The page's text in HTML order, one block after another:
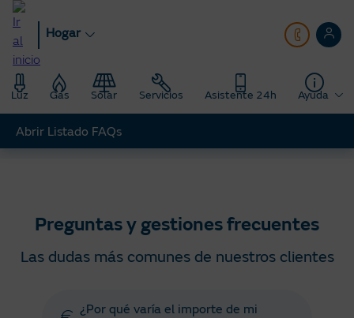
Pasar
contenido
principal
Hogar
Luz Gas Solar Servicios Asistente 24h Ayuda
Hogar Ayuda Preguntas y gestiones frecuentes
Preguntas y gestiones frecuentes
Las dudas más comunes de nuestros clientes
¿Por qué varía el importe de mi
Abrir Listado FAQs